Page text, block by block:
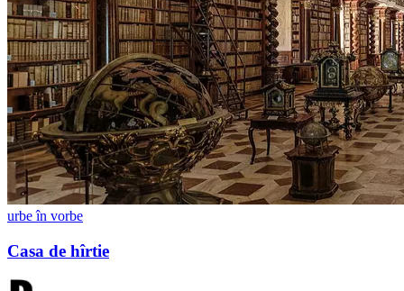
urbe în vorbe
Casa de hîrtie